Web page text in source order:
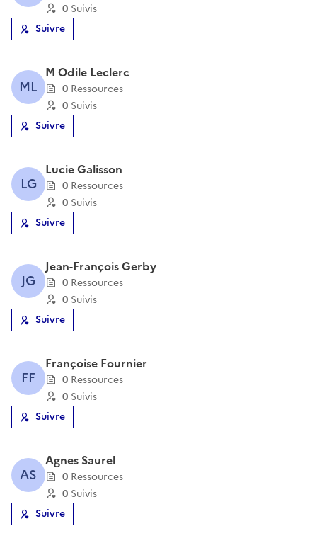
0 Suivis
Suivre
ML
M Odile Leclerc
0 Ressources
0 Suivis
Suivre
LG
Lucie Galisson
0 Ressources
0 Suivis
Suivre
JG
Jean-François Gerby
0 Ressources
0 Suivis
Suivre
FF
Françoise Fournier
0 Ressources
0 Suivis
Suivre
AS
Agnes Saurel
0 Ressources
0 Suivis
Suivre